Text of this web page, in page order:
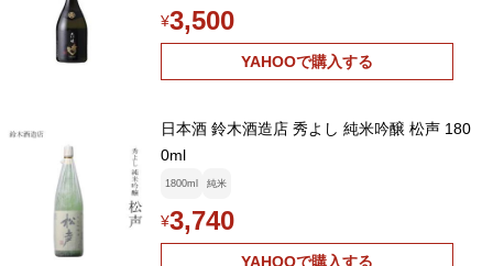
¥3,500
YAHOOで購入する
日本酒 鈴木酒造店 秀よし 純米吟醸 松声 180
0ml
1800ml 純米
¥3,740
YAHOOで購入する